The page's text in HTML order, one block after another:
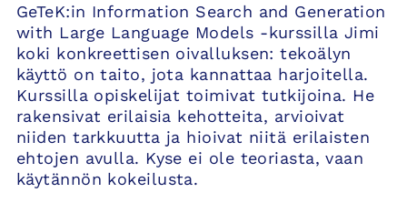
GeTeK:in Information Search and Generation
with Large Language Models -kurssilla Jimi
koki konkreettisen oivalluksen: tekoälyn
käyttö on taito, jota kannattaa harjoitella.
Kurssilla opiskelijat toimivat tutkijoina. He
rakensivat erilaisia kehotteita, arvioivat
niiden tarkkuutta ja hioivat niitä erilaisten
ehtojen avulla. Kyse ei ole teoriasta, vaan
käytännön kokeilusta.